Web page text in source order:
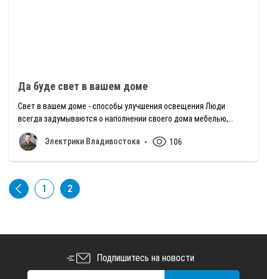
Да буде свет в вашем доме
Свет в вашем доме - способы улучшения освещения Люди
всегда задумываются о наполнении своего дома мебелью,...
Электрики Владивостока 106
1 2
Подпишитесь на новости